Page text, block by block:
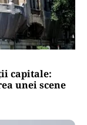
capitale:
unei scene